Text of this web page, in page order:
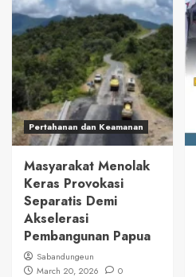
Pertahanan dan Keamanan
Masyarakat Menolak
Keras Provokasi
Separatis Demi
Akselerasi
Pembangunan Papua
Sabandungeun
March 20, 2026
0